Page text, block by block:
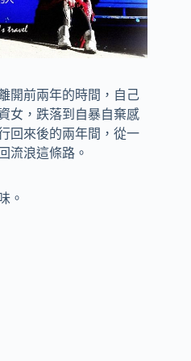
開前兩年的時間，自己
女，跌落到自暴自棄感
回來後的兩年間，從一
流浪這條路。
。